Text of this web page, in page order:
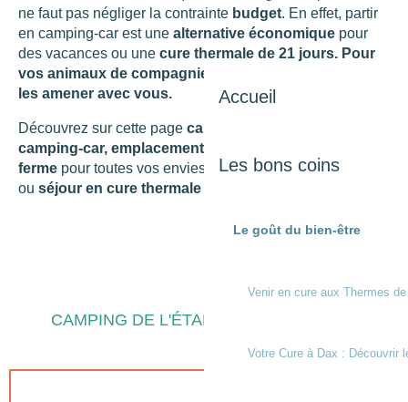
Accueil
Les bons coins
Le goût du bien-être
Venir en cure aux Thermes
Votre Cure à Dax : Découvrir
ne faut pas négliger la contrainte budget. En effet, partir
en camping-car est une alternative économique pour
des vacances ou une cure thermale de 21 jours. Pour
vos animaux de compagnie, c’est aussi l’occasion de
les amener avec vous.
Découvrez sur cette page camping
camping-car, emplacements nus
ferme pour toutes vos envies devacances ,escapades
ou séjour en cure thermale
CAMPING DE L'ÉTANG DE LAUBANÈRE